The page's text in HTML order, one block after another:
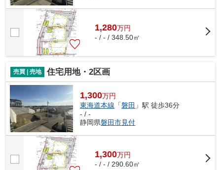
1,280万円
- / - / 348.50㎡
売買 | 売地 住宅用地・2区画
1,300万円
東海道本線 「磐田 」駅 徒歩36分
- / -
静岡県磐田市見付
1,300万円
- / - / 290.60㎡